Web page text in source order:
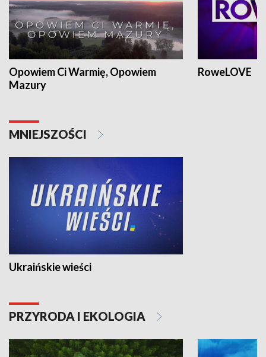
Opowiem Ci Warmię, Opowiem
Mazury
RoweLOVE
MNIEJSZOŚCI
Ukraińskie wieści
PRZYRODA I EKOLOGIA